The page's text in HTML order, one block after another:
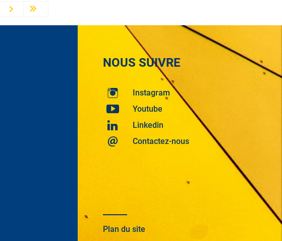
Next ›
NOUS SUIVRE
Instagram
Youtube
Linkedin
Contactez-nous
Plan du site